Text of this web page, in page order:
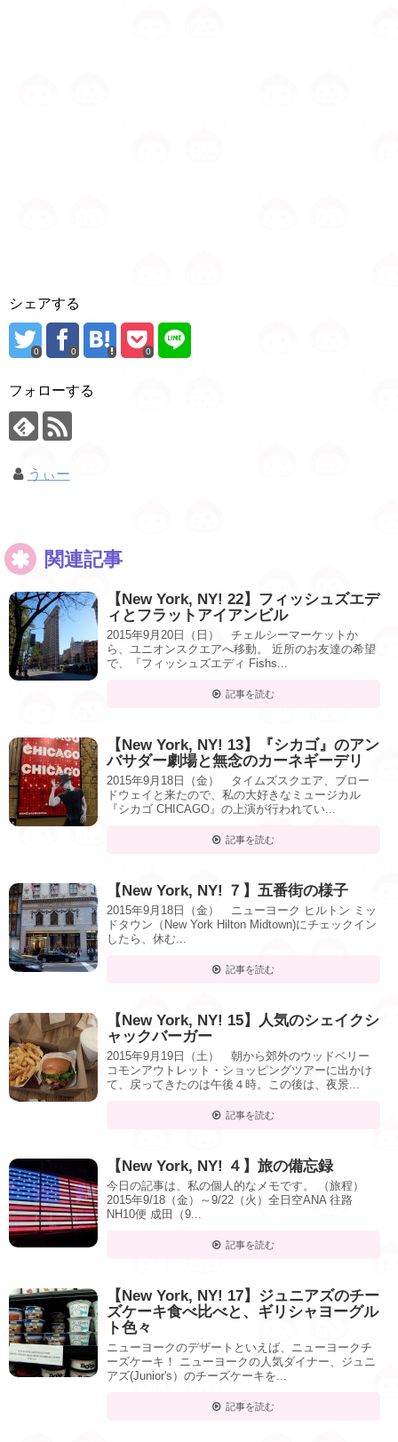
シェアする
0 0 0
フォローする
うぃー
関連記事
【New York, NY! 22】フィッシュズエデ
ィとフラットアイアンビル
2015年9月20日（日） チェルシーマーケットか
ら、ユニオンスクエアへ移動。 近所のお友達の希望
で、『フィッシュズエディ Fishs...
記事を読む
【New York, NY! 13】『シカゴ』のアン
バサダー劇場と無念のカーネギーデリ
2015年9月18日（金） タイムズスクエア、ブロー
ドウェイと来たので、私の大好きなミュージカル
『シカゴ CHICAGO』の上演が行われてい...
記事を読む
【New York, NY! ７】五番街の様子
2015年9月18日（金） ニューヨーク ヒルトン ミッ
ドタウン（New York Hilton Midtown)にチェックイン
したら、休む...
記事を読む
【New York, NY! 15】人気のシェイクシ
ャックバーガー
2015年9月19日（土） 朝から郊外のウッドベリー
コモンアウトレット・ショッピングツアーに出かけ
て、戻ってきたのは午後４時。この後は、夜景...
記事を読む
【New York, NY! ４】旅の備忘録
今日の記事は、私の個人的なメモです。 （旅程）
2015年9/18（金）～9/22（火）全日空ANA 往路
NH10便 成田（9...
記事を読む
【New York, NY! 17】ジュニアズのチー
ズケーキ食べ比べと、ギリシャヨーグル
ト色々
ニューヨークのデザートといえば、ニューヨークチ
ーズケーキ！ ニューヨークの人気ダイナー、ジュニ
アズ(Junior's）のチーズケーキを...
記事を読む